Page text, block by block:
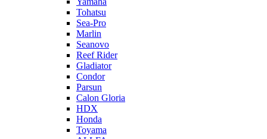
Tohatsu
Sea-Pro
Marlin
Seanovo
Reef Rider
Gladiator
Condor
Parsun
Calon Gloria
HDX
Honda
Toyama